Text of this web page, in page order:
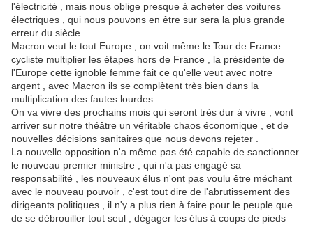
l'électricité , mais nous oblige presque à acheter des voitures
électriques , qui nous pouvons en être sur sera la plus grande
erreur du siècle .
Macron veut le tout Europe , on voit même le Tour de France
cycliste multiplier les étapes hors de France , la présidente de
l'Europe cette ignoble femme fait ce qu'elle veut avec notre
argent , avec Macron ils se complètent très bien dans la
multiplication des fautes lourdes .
On va vivre des prochains mois qui seront très dur à vivre , vont
arriver sur notre théâtre un véritable chaos économique , et de
nouvelles décisions sanitaires que nous devons rejeter .
La nouvelle opposition n'a même pas été capable de sanctionner
le nouveau premier ministre , qui n'a pas engagé sa
responsabilité , les nouveaux élus n'ont pas voulu être méchant
avec le nouveau pouvoir , c'est tout dire de l'abrutissement des
dirigeants politiques , il n'y a plus rien à faire pour le peuple que
de se débrouiller tout seul , dégager les élus à coups de pieds